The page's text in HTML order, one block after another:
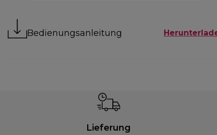
Bedienungsanleitung
Lieferung